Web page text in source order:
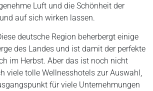
Luft und die Schönheit der
auf sich wirken lassen.
deutsche Region beherbergt einige
des Landes und ist damit der perfekte
im Herbst. Aber das ist noch nicht
viele tolle Wellnesshotels zur Auswahl,
für viele Unternehmungen